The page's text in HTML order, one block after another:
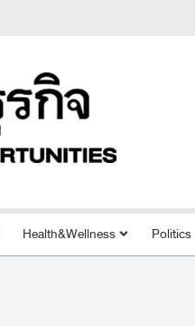
Health&Wellness Politics